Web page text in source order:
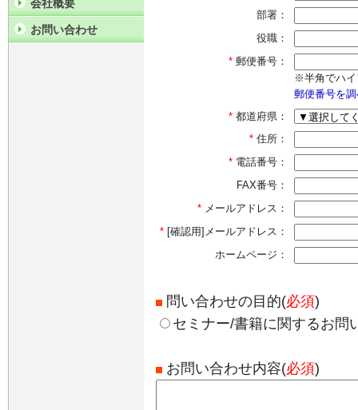
部署：
役職：
* 郵便番号：
※半角でハイ
郵便番号を
* 都道府県：
* 住所：
* 電話番号：
FAX番号：
* メールアドレス：
* [確認用]メールアドレス：
ホームページ：
問い合わせの目的(必須)
セミナー/書籍に関するお問
お問い合わせ内容(必須)
会社概要
お問い合わせ